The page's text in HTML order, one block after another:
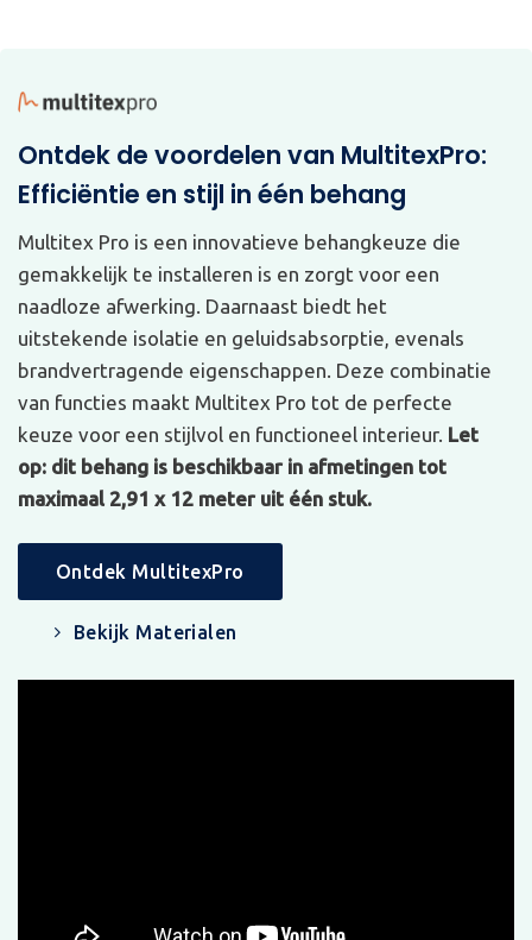
Ontdek de voordelen van MultitexPro:
Efficiëntie en stijl in één behang
Multitex Pro is een innovatieve behangkeuze die
gemakkelijk te installeren is en zorgt voor een
naadloze afwerking. Daarnaast biedt het
uitstekende isolatie en geluidsabsorptie, evenals
brandvertragende eigenschappen. Deze combinatie
van functies maakt Multitex Pro tot de perfecte
keuze voor een stijlvol en functioneel interieur. Let
op: dit behang is beschikbaar in afmetingen tot
maximaal 2,91 x 12 meter uit één stuk.
Ontdek MultitexPro
Bekijk Materialen